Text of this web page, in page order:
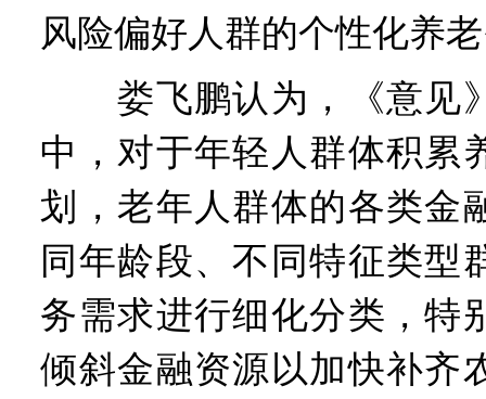
风险偏好人群的个性化养
娄飞鹏认为，《意见
中，对于年轻人群体积累
划，老年人群体的各类金
同年龄段、不同特征类型
务需求进行细化分类，特
倾斜金融资源以加快补齐